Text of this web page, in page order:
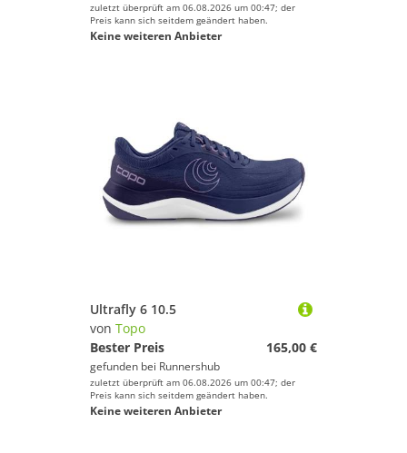
zuletzt überprüft am 06.08.2026 um 00:47; der
Preis kann sich seitdem geändert haben.
Keine weiteren Anbieter
Ultrafly 6 10.5
von Topo
Bester Preis
165,00 €
gefunden bei Runnershub
zuletzt überprüft am 06.08.2026 um 00:47; der
Preis kann sich seitdem geändert haben.
Keine weiteren Anbieter